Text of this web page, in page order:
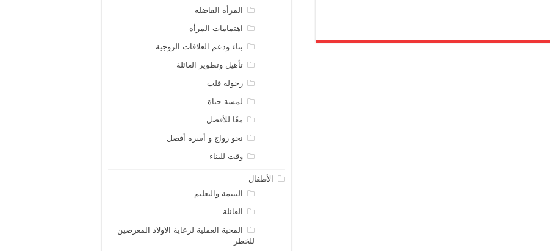
المرأة الفاضلة
اهتمامات المرأه
بناء ودعم العلاقات الزوجية
تأهيل وتطوير العائلة
رجولة قلب
لمسة حياة
معًا للأفضل
نحو زواج و أسره أفضل
وقت للبناء
الأطفال
التنيمة والتعليم
العائلة
المحبة العملية لرعاية الاولاد المعرضين
للخطر